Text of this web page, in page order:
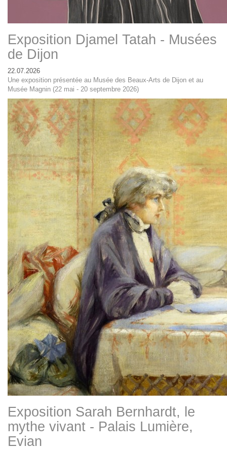
Exposition Djamel Tatah - Musées
de Dijon
22.07.2026
Une exposition présentée au Musée des Beaux-Arts de Dijon et au
Musée Magnin (22 mai - 20 septembre 2026)
Exposition Sarah Bernhardt, le
mythe vivant - Palais Lumière,
Evian